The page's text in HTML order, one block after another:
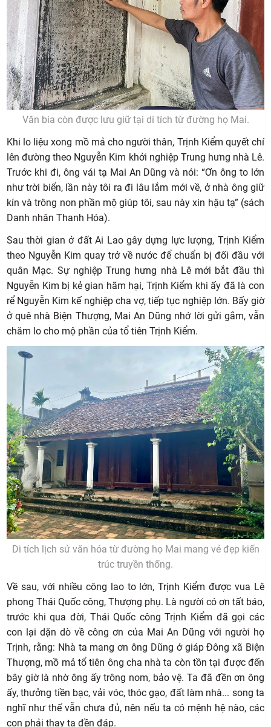
Văn bia còn được lưu giữ tại di tích từ đường họ Mai.
Khi lo liệu xong mồ mả cho người thân, Trịnh Kiểm quyết chí
lên đường theo Nguyễn Kim khởi nghiệp Trung hưng nhà Lê.
Trước khi đi, ông vái tạ Mai An Dũng và nói: “Ơn ông to lớn
như trời biển, lần này tôi ra đi lâu lắm mới về, ở nhà ông giữ
kín và trông non phần mộ giúp tôi, sau này xin hậu tạ” (sách
Danh nhân Thanh Hóa).
Sau thời gian ở đất Ai Lao gây dựng lực lượng, Trịnh Kiểm
theo Nguyễn Kim quay trở về nước để chuẩn bị đối đầu với
quân Mạc. Sự nghiệp Trung hưng nhà Lê mới bắt đầu thì
Nguyễn Kim bị kẻ gian hãm hại, Trịnh Kiểm khi ấy đã là con
rể Nguyễn Kim kế nghiệp cha vợ, tiếp tục nghiệp lớn. Bấy giờ
ở quê nhà Biện Thượng, Mai An Dũng nhớ lời gửi gắm, vẫn
chăm lo cho mộ phần của tổ tiên Trịnh Kiểm.
Di tích lịch sử văn hóa từ đường họ Mai mang vẻ đẹp kiến
trúc truyền thống.
Về sau, với nhiều công lao to lớn, Trịnh Kiểm được vua Lê
phong Thái Quốc công, Thượng phụ. Là người có ơn tất báo,
trước khi qua đời, Thái Quốc công Trịnh Kiểm đã gọi các
con lại dặn dò về công ơn của Mai An Dũng với người họ
Trịnh, rằng: Nhà ta mang ơn ông Dũng ở giáp Đông xã Biện
Thượng, mồ mả tổ tiên ông cha nhà ta còn tồn tại được đến
bây giờ là nhờ ông ấy trông nom, bảo vệ. Ta đã đền ơn ông
ấy, thưởng tiền bạc, vải vóc, thóc gạo, đất làm nhà... song ta
nghĩ như thế vẫn chưa đủ, nên nếu ta có mệnh hệ nào, các
con phải thay ta đền đáp.